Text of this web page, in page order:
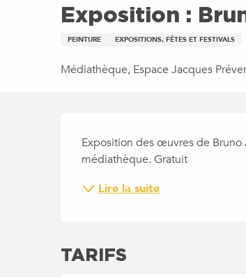
Exposition :
PEINTURE EXPOSITIONS, FÊTES ET FESTIVALS
Médiathèque, Espace Jacques
Exposition des œuvres de Bruno
médiathèque. Gratuit
Lire la suite
TARIFS